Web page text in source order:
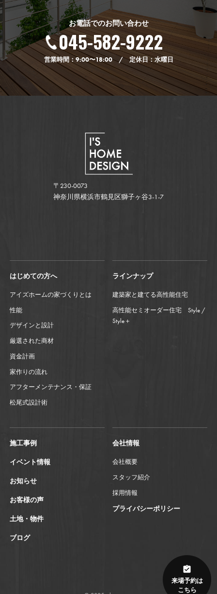
来場予約は
こちら
お電話でのお問い合わせ
045-582-9222
営業時間：9:00〜18:00 / 定休日：水曜日
〒230-0073
神奈川県横浜市鶴見区獅子ヶ谷3-1-7
はじめての方へ
アイズホームの家づくりとは
性能
デザインと設計
厳選された商材
資金計画
家作りの流れ
アフターメンテナンス・保証
松尾式設計術
ラインナップ
建築家と建てる高性能住宅
高性能セミオーダー住宅 Style /
Style＋
施工事例
イベント情報
お知らせ
お客様の声
土地・物件
ブログ
会社情報
会社概要
スタッフ紹介
採用情報
プライバシーポリシー